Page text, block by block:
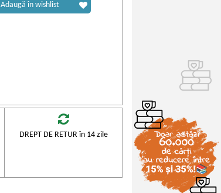
Adaugă în wishlist
DREPT DE RETUR în 14 zile